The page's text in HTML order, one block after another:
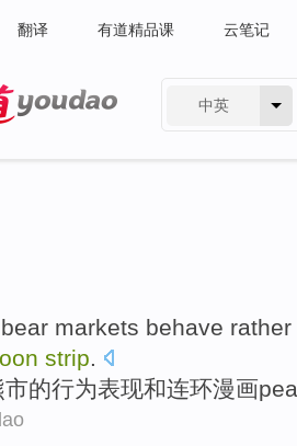
翻译 有道精品课 云笔记
中英
bear markets behave rather
strip.
市的行为表现和连环漫画